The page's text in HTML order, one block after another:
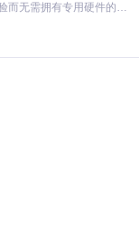
，从简单的Web服务到
析。
基于Python的Xiaozhi AI，适用于想要完整Xiaozhi体验而无需拥有专用硬件的用户。